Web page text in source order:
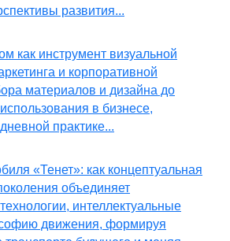
развития...
как инструмент визуальной
и корпоративной
материалов и дизайна до
в бизнесе,
практике...
«Тенет»: как концептуальная
объединяет
интеллектуальные
движения, формируя